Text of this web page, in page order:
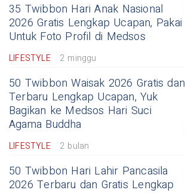
35 Twibbon Hari Anak Nasional
2026 Gratis Lengkap Ucapan, Pakai
Untuk Foto Profil di Medsos
LIFESTYLE 2 minggu
50 Twibbon Waisak 2026 Gratis dan
Terbaru Lengkap Ucapan, Yuk
Bagikan ke Medsos Hari Suci
Agama Buddha
LIFESTYLE 2 bulan
50 Twibbon Hari Lahir Pancasila
2026 Terbaru dan Gratis Lengkap